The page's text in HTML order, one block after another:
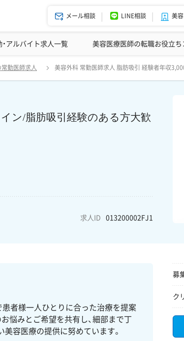
メール相談 LINE相談 美
ターコネクトの強み エージェント紹介
アルバイト求人一覧 美容医療医師の転職お役立
転職体験談 美容クリニックインタビュー
勤医師求人 美容外科 常勤医師求人 脂肪吸引 経験者年収
イン/脂肪吸引経験のある方大歓
求人ID 013200002FJ1
恵比寿】脂肪吸引・小顔治療メイン/脂肪吸引経験のあ
者様一人ひとりに合った治療を提案
悩みとご希望を共有し、細部まで丁
美容医療の提供に努めています。
募
ク